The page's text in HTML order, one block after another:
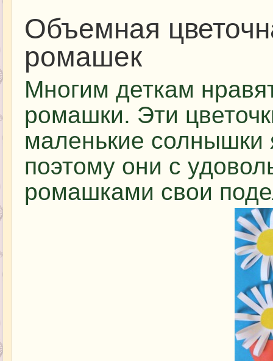
Объемная
ромашек
Многим деткам
ромашки. Эти
маленькие солнышки
поэтому они с
ромашками свои